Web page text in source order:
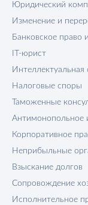
Юридический
Изменение и
Банковское право
IT-юрист
Интеллектуальная
Налоговые споры
Таможенные
Антимонопольное
Корпоративное
Неприбыльные
Взыскание долгов
Сопровождение
Исполнительное